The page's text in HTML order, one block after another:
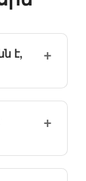
է,